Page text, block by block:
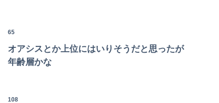
65
オアシスとか上位にはいりそうだと思ったが
年齢層かな
108